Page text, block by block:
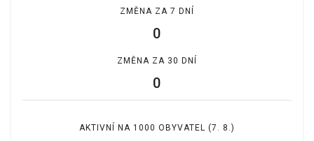
ZMĚNA ZA 7 DNÍ
0
ZMĚNA ZA 30 DNÍ
0
AKTIVNÍ NA 1000 OBYVATEL (7. 8.)